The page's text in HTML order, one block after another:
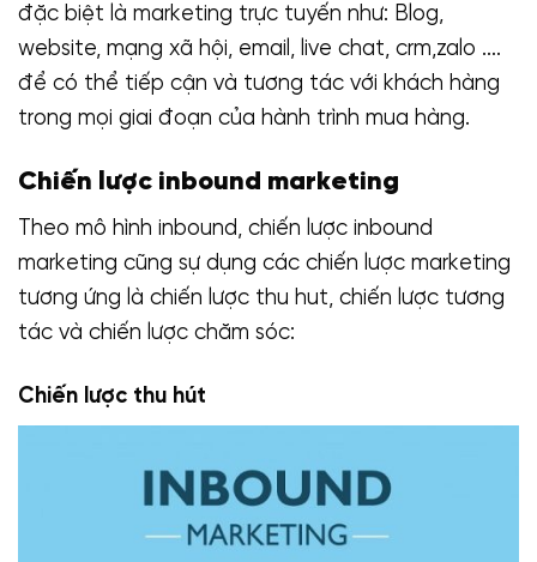
đặc biệt là marketing trực tuyến như: Blog,
website, mạng xã hội, email, live chat, crm,zalo ….
để có thể tiếp cận và tương tác với khách hàng
trong mọi giai đoạn của hành trình mua hàng.
Chiến lược inbound marketing
Theo mô hình inbound, chiến lược inbound
marketing cũng sự dụng các chiến lược marketing
tương ứng là chiến lược thu hut, chiến lược tương
tác và chiến lược chăm sóc:
Chiến lược thu hút